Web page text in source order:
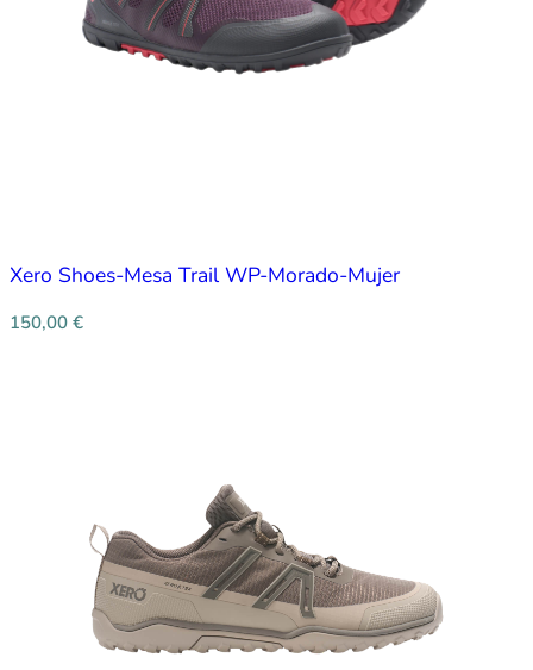
Xero Shoes-Mesa Trail WP-Morado-Mujer
150,00 €